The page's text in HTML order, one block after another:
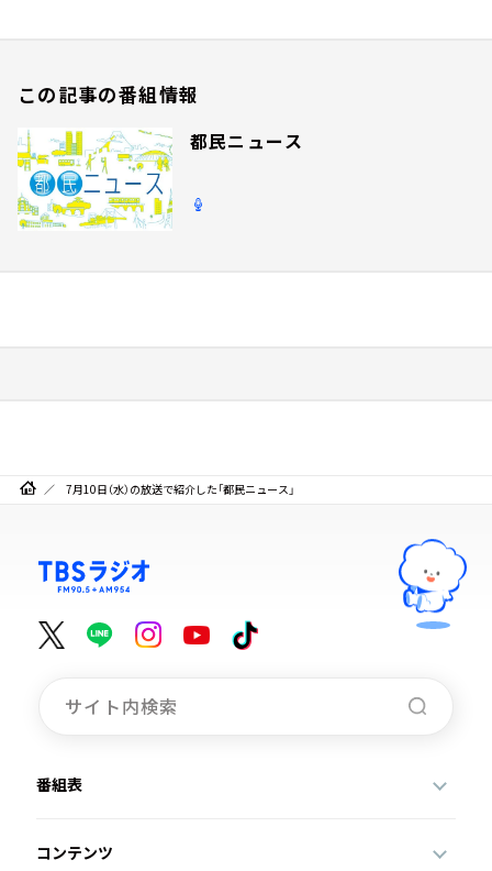
この記事の番組情報
都民ニュース
7月10日（水）の放送で紹介した「都民ニュース」
番組表
コンテンツ